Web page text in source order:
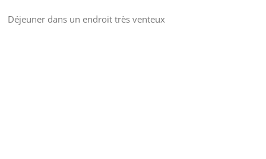
Déjeuner dans un endroit très venteux